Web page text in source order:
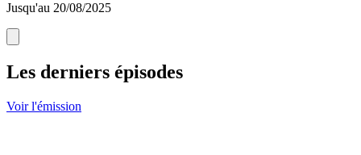
Jusqu'au 20/08/2025
Les derniers épisodes
Voir l'émission